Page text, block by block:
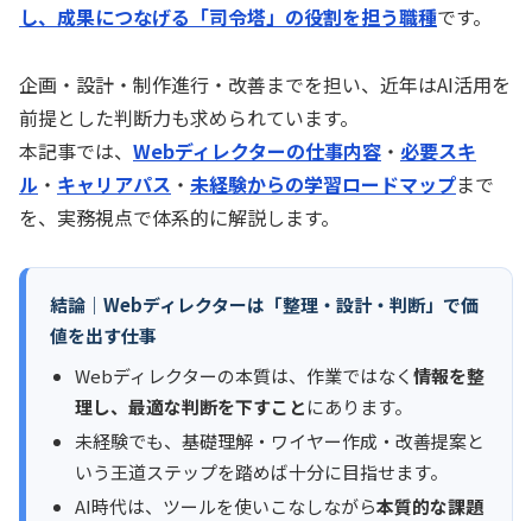
し、成果につなげる「司令塔」の役割を担う職種です。
企画・設計・制作進行・改善までを担い、近年はAI活用を
前提とした判断力も求められています。
本記事では、 Webディレクターの仕事内容 ・ 必要スキ
ル ・ キャリアパス ・ 未経験からの学習ロードマップまで
を、実務視点で体系的に解説します。
結論｜Webディレクターは「整理・設計・判断」で価
値を出す仕事
Webディレクターの本質は、作業ではなく情報を整
理し、最適な判断を下すことにあります。
未経験でも、基礎理解・ワイヤー作成・改善提案と
いう王道ステップを踏めば十分に目指せます。
AI時代は、ツールを使いこなしながら本質的な課題